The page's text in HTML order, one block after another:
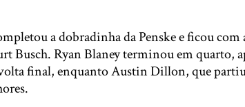
a dobradinha da Penske e ficou com
Busch. Ryan Blaney terminou em quarto,
final, enquanto Austin Dillon, que